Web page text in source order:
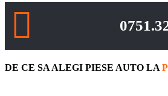
DE CE SA ALEGI PIESE AUTO LA